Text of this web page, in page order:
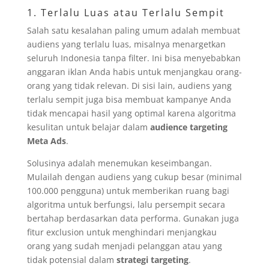
1. Terlalu Luas atau Terlalu Sempit
Salah satu kesalahan paling umum adalah membuat
audiens yang terlalu luas, misalnya menargetkan
seluruh Indonesia tanpa filter. Ini bisa menyebabkan
anggaran iklan Anda habis untuk menjangkau orang-
orang yang tidak relevan. Di sisi lain, audiens yang
terlalu sempit juga bisa membuat kampanye Anda
tidak mencapai hasil yang optimal karena algoritma
kesulitan untuk belajar dalam audience targeting
Meta Ads.
Solusinya adalah menemukan keseimbangan.
Mulailah dengan audiens yang cukup besar (minimal
100.000 pengguna) untuk memberikan ruang bagi
algoritma untuk berfungsi, lalu persempit secara
bertahap berdasarkan data performa. Gunakan juga
fitur exclusion untuk menghindari menjangkau
orang yang sudah menjadi pelanggan atau yang
tidak potensial dalam strategi targeting.